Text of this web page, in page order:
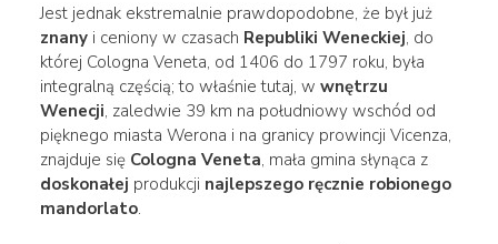
Jest jednak ekstremalnie prawdopodobne, że był już
znanyi ceniony w czasach Republiki Weneckiej, do
której Cologna Veneta, od 1406 do 1797 roku, była
integralną częścią; to właśnie tutaj, w wnętrzu
Wenecji, zaledwie 39 km na południowy wschód od
pięknego miasta Werona i na granicy prowincji Vicenza,
znajduje się Cologna Veneta, mała gmina słynąca z
doskonałej produkcji najlepszego ręcznie robionego
mandorlato.